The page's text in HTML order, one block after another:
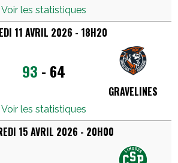
Voir les statistiques
11 AVRIL 2026 - 18H20
Voir les statistiques
93 - 64
GRAVELINES
15 AVRIL 2026 - 20H00